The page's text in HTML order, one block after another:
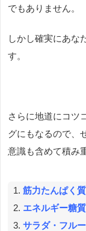
でもありません。
しかし確実にあな
す。
さらに地道にコツ
グにもなるので、
意識も含めて積み
筋力たんぱく
エネルギー糖
サラダ・フル